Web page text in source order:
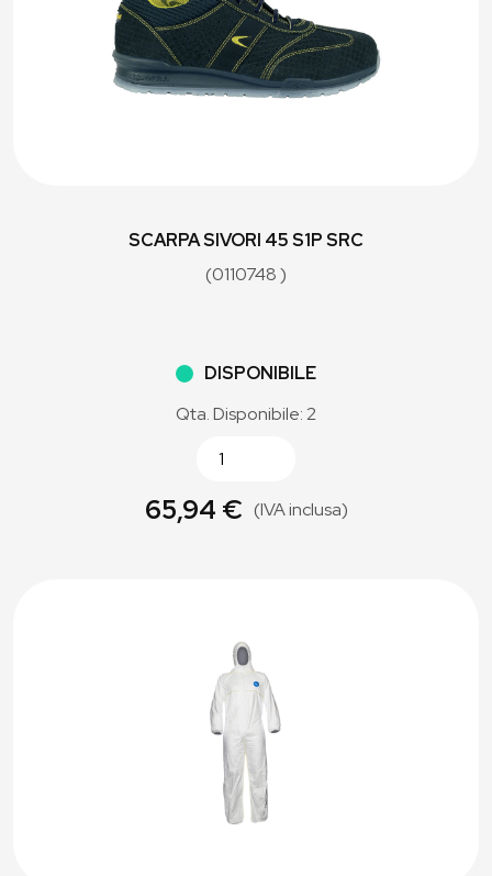
SCARPA SIVORI 45 S1P SRC
(0110748 )
DISPONIBILE
Qta. Disponibile: 2
65,94 € (IVA inclusa)